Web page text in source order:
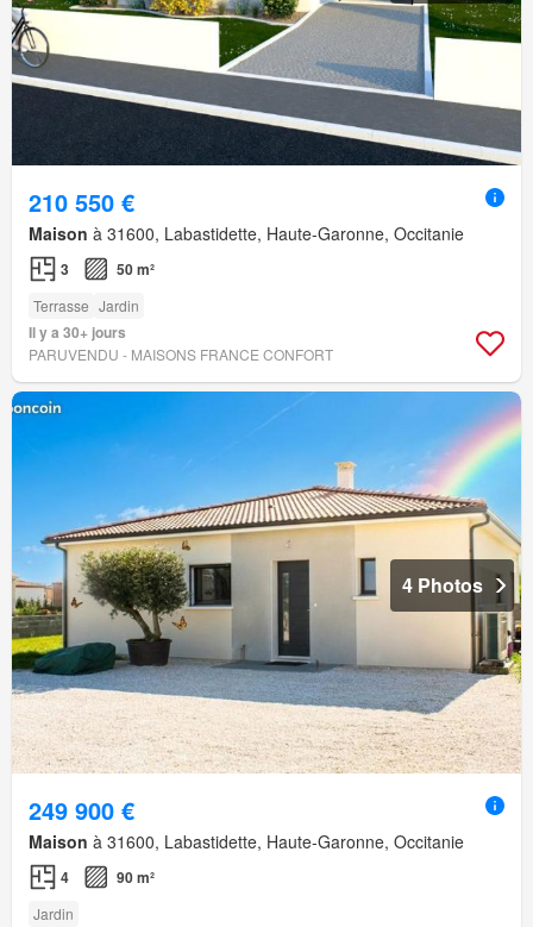
210 550 €
Maison à 31600, Labastidette, Haute-Garonne, Occitanie
3 50 m²
Terrasse Jardin
Il y a 30+ jours
PARUVENDU - MAISONS FRANCE CONFORT
4 Photos
249 900 €
Maison à 31600, Labastidette, Haute-Garonne, Occitanie
4 90 m²
Jardin